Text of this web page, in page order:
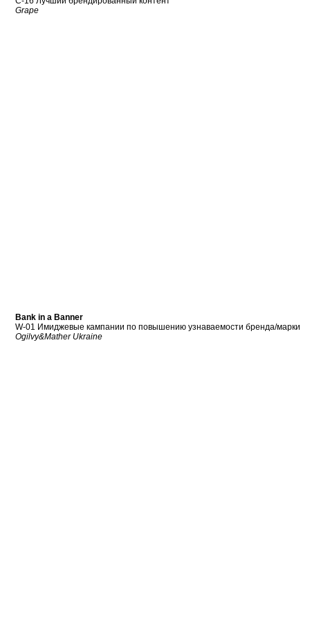
Grape
Bank in a Banner
W-01 Имиджевые кампании по повышению узнаваемости бренда/марки
Ogilvy&Mather Ukraine